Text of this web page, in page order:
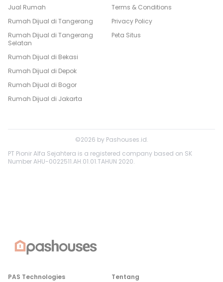
Jual Rumah
Rumah Dijual di Tangerang
Rumah Dijual di Tangerang
Selatan
Rumah Dijual di Bekasi
Rumah Dijual di Depok
Rumah Dijual di Bogor
Rumah Dijual di Jakarta
Terms & Conditions
Privacy Policy
Peta Situs
©2026 by Pashouses.id.
PT Pionir Alfa Sejahtera is a registered company based on SK
Number AHU-0022511.AH.01.01.TAHUN 2020.
PAS Technologies
Tentang